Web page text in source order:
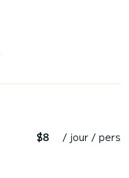
$8 / jour / pers